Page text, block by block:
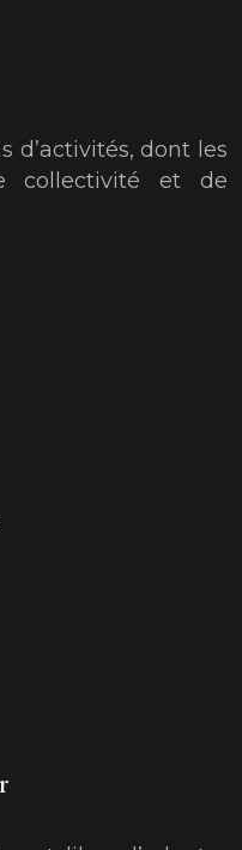
d’activités, dont les
collectivité et de